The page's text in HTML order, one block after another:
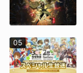
05